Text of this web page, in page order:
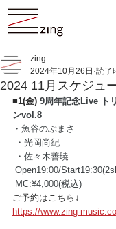
2024 11月スケジュ
zing
2024年10月26日 読了
■1(金) 9周年記念Live ト
ンvol.8
・魚谷のぶまさ
・光岡尚紀
・佐々木善暁
Open19:00/
MC:¥4,000(税込)
ご予約はこちら↓
https://www.zing-